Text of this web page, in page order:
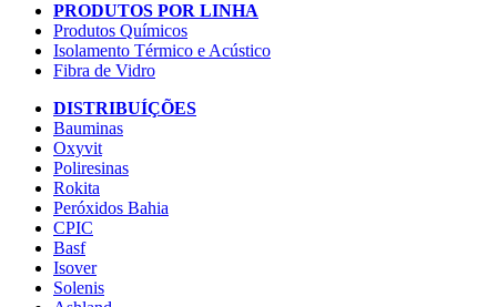
PRODUTOS POR LINHA
Produtos Químicos
Isolamento Térmico e Acústico
Fibra de Vidro
DISTRIBUÍÇÕES
Bauminas
Oxyvit
Poliresinas
Rokita
Peróxidos Bahia
CPIC
Basf
Isover
Solenis